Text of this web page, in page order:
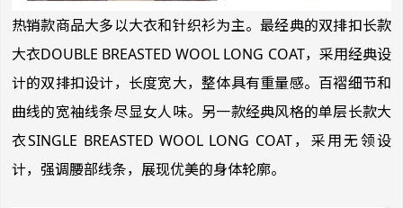
热销款商品大多以大衣和针织衫为主。最经典的双排扣长款
大衣DOUBLE BREASTED WOOL LONG COAT，采用经典设
计的双排扣设计，长度宽大，整体具有重量感。百褶细节和
曲线的宽袖线条尽显女人味。另一款经典风格的单层长款大
衣SINGLE BREASTED WOOL LONG COAT，采用无领设
计，强调腰部线条，展现优美的身体轮廓。